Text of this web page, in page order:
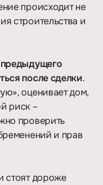
происходит не
строительства и
предыдущего
после сделки.
оценивает дом,
риск –
проверить
и прав
стоят дороже